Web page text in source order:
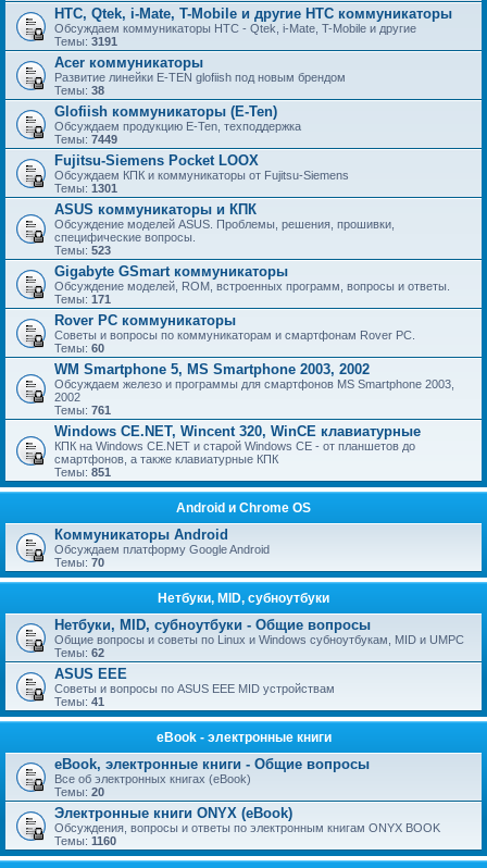
HTC, Qtek, i-Mate, T-Mobile и другие HTC коммуникаторы
Обсуждаем коммуникаторы HTC - Qtek, i-Mate, T-Mobile и другие
Темы: 3191
Acer коммуникаторы
Развитие линейки E-TEN glofiish под новым брендом
Темы: 38
Glofiish коммуникаторы (E-Ten)
Обсуждаем продукцию E-Ten, техподдержка
Темы: 7449
Fujitsu-Siemens Pocket LOOX
Обсуждаем КПК и коммуникаторы от Fujitsu-Siemens
Темы: 1301
ASUS коммуникаторы и КПК
Обсуждение моделей ASUS. Проблемы, решения, прошивки,
специфические вопросы.
Темы: 523
Gigabyte GSmart коммуникаторы
Обсуждение моделей, ROM, встроенных программ, вопросы и ответы.
Темы: 171
Rover PC коммуникаторы
Советы и вопросы по коммуникаторам и смартфонам Rover PC.
Темы: 60
WM Smartphone 5, MS Smartphone 2003, 2002
Обсуждаем железо и программы для смартфонов MS Smartphone 2003,
2002
Темы: 761
Windows CE.NET, Wincent 320, WinCE клавиатурные
КПК на Windows CE.NET и старой Windows CE - от планшетов до
смартфонов, а также клавиатурные КПК
Темы: 851
Android и Chrome OS
Коммуникаторы Android
Обсуждаем платформу Google Android
Темы: 70
Нетбуки, MID, субноутбуки
Нетбуки, MID, субноутбуки - Общие вопросы
Общие вопросы и советы по Linux и Windows субноутбукам, MID и UMPC
Темы: 62
ASUS EEE
Советы и вопросы по ASUS EEE MID устройствам
Темы: 41
eBook - электронные книги
eBook, электронные книги - Общие вопросы
Все об электронных книгах (eBook)
Темы: 20
Электронные книги ONYX (eBook)
Обсуждения, вопросы и ответы по электронным книгам ONYX BOOK
Темы: 1160